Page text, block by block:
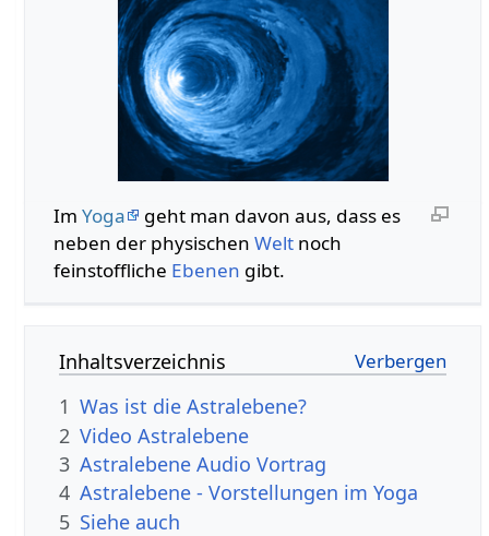
Im Yoga
geht man davon aus, dass es
neben der physischen Weltnoch
feinstoffliche Ebenen gibt.
Inhaltsverzeichnis
1 Was ist die Astralebene?
2 Video Astralebene
3 Astralebene Audio Vortrag
4 Astralebene - Vorstellungen im Yoga
5 Siehe auch